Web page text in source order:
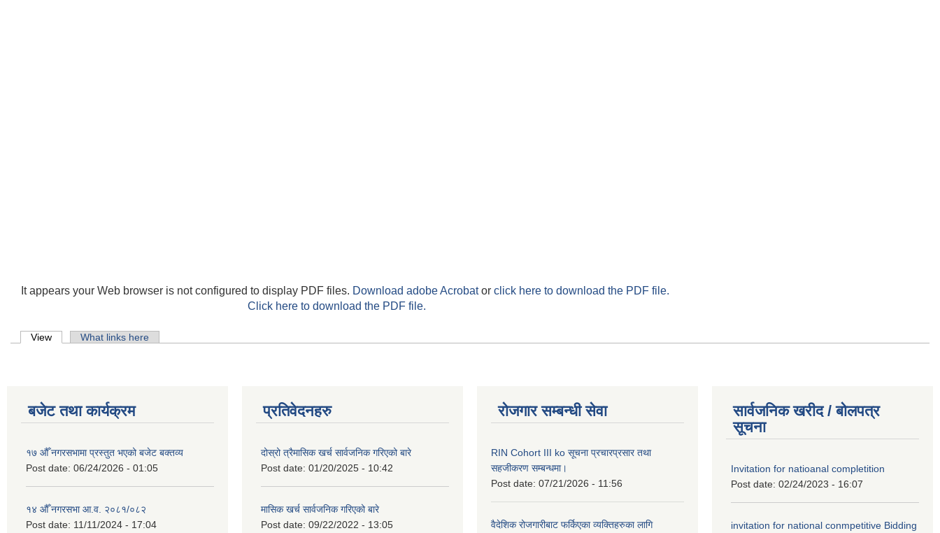
It appears your Web browser is not configured to display PDF files. Download adobe Acrobator click here to download the PDF file.
Click here to download the PDF file.
Primary tabs
View (active tab)What links here
बजेट तथा कार्यक्रम
१७ औँ नगरसभामा प्रस्तुत भएको बजेट बक्तव्य
Post date: 06/24/2026 - 01:05
१४ औँ नगरसभा आ.व. २०८१/०८२
Post date: 11/11/2024 - 17:04
प्रतिवेदनहरु
दोस्रो त्रैमासिक खर्च सार्वजनिक गरिएको बारे
Post date: 01/20/2025 - 10:42
मासिक खर्च सार्वजनिक गरिएको बारे
Post date: 09/22/2022 - 13:05
रोजगार सम्बन्धी सेवा
RIN Cohort III ko सूचना प्रचारप्रसार तथा
सहजीकरण सम्बन्धमा।
Post date: 07/21/2026 - 11:56
वैदेशिक रोजगारीबाट फर्किएका व्यक्तिहरुका लागि
सार्वजनिक खरीद / बोलपत्र
सूचना
Invitation for natioanal completition
Post date: 02/24/2023 - 16:07
invitation for national conmpetitive Bidding